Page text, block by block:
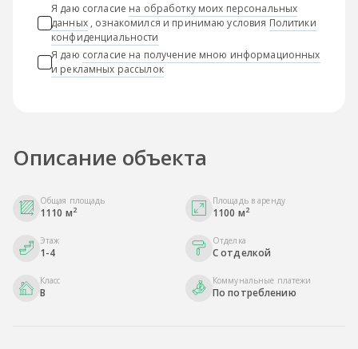
Я даю согласие на обработку моих персональных
данных, ознакомился и принимаю условия Политики
конфиденциальности
Я даю согласие на получение мною информационных
и рекламных рассылок
Описание объекта
Общая площадь
1110 м2
Площадь в аренду
1100 м2
Этаж
1-4
Отделка
С отделкой
Класс
B
Коммунальные платежи
По потреблению